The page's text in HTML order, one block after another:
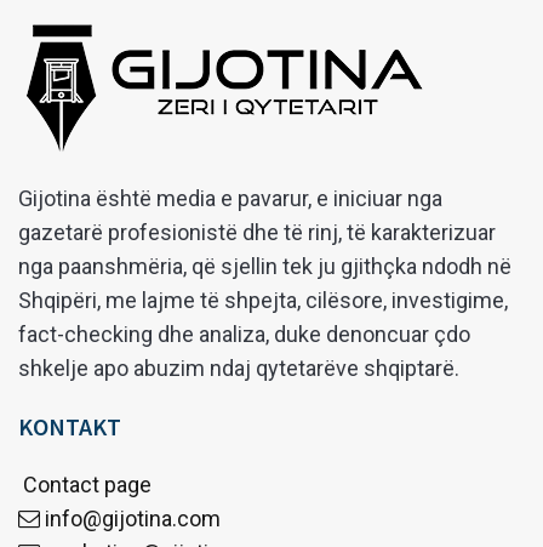
Gijotina është media e pavarur, e iniciuar nga
gazetarë profesionistë dhe të rinj, të karakterizuar
nga paanshmëria, që sjellin tek ju gjithçka ndodh në
Shqipëri, me lajme të shpejta, cilësore, investigime,
fact-checking dhe analiza, duke denoncuar çdo
shkelje apo abuzim ndaj qytetarëve shqiptarë.
KONTAKT
Contact page
info@gijotina.com